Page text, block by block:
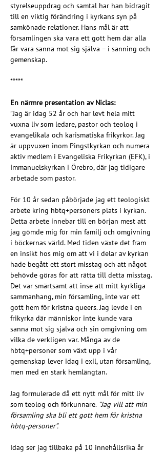
styrelseuppdrag och samtal har han bidragit
till en viktig förändring i kyrkans syn på
samkönade relationer. Hans mål är att
församlingen ska vara ett gott hem där alla
får vara sanna mot sig själva – i sanning och
gemenskap.
*****
En närmre presentation av Niclas:
”Jag är idag 52 år och har levt hela mitt
vuxna liv som ledare, pastor och teolog i
evangelikala och karismatiska frikyrkor. Jag
är uppvuxen inom Pingstkyrkan och numera
aktiv medlem i Evangeliska Frikyrkan (EFK), i
Immanuelskyrkan i Örebro, där jag tidigare
arbetade som pastor.
För 10 år sedan påbörjade jag ett teologiskt
arbete kring hbtq+personers plats i kyrkan.
Detta arbete innebar till en början mest att
jag gömde mig för min familj och omgivning
i böckernas värld. Med tiden växte det fram
en insikt hos mig om att vi i delar av kyrkan
hade begått ett stort misstag och att något
behövde göras för att rätta till detta misstag.
Det var smärtsamt att inse att mitt kyrkliga
sammanhang, min församling, inte var ett
gott hem för kristna queers. Jag levde i en
frikyrka där människor inte kunde vara
sanna mot sig själva och sin omgivning om
vilka de verkligen var. Många av de
hbtq+personer som växt upp i vår
gemenskap lever idag i exil, utan församling,
men med en stark hemlängtan.
Jag formulerade då ett nytt mål för mitt liv
som teolog och förkunnare. ”Jag vill att min
församling ska bli ett gott hem för kristna
hbtq-personer”.
Idag ser jag tillbaka på 10 innehållsrika år